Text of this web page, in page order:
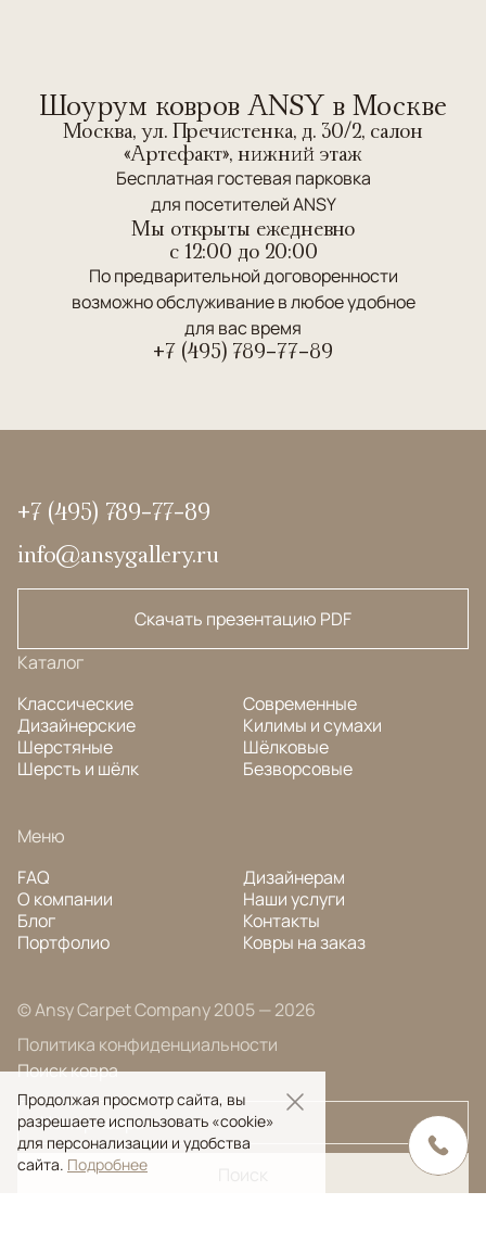
Шоурум ковров ANSY в Москве
Москва, ул. Пречистенка, д. 30/2, салон
«Артефакт», нижний этаж
Бесплатная гостевая парковка
для посетителей ANSY
Мы открыты ежедневно
c 12:00 до 20:00
По предварительной договоренности
возможно обслуживание в любое удобное
для вас время
+7 (495) 789-77-89
+7 (495) 789-77-89
info@ansygallery.ru
Скачать презентацию PDF
Каталог
Классические
Дизайнерские
Шерстяные
Шерсть и шёлк
Современные
Килимы и сумахи
Шёлковые
Безворсовые
Меню
FAQ
О компании
Блог
Портфолио
Дизайнерам
Наши услуги
Контакты
Ковры на заказ
© Ansy Carpet Company 2005 — 2026
Политика конфиденциальности
Поиск ковра
Продолжая просмотр сайта, вы
разрешаете использовать «cookie»
для персонализации и удобства
сайта. Подробнее